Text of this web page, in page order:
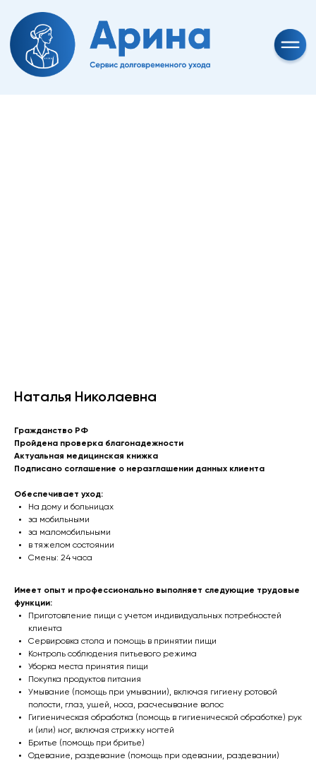
Наталья Николаевна
Гражданство РФ
Пройдена проверка благонадежности
Актуальная медицинская книжка
Подписано соглашение о неразглашении данных клиента
Обеспечивает уход:
На дому и больницах
за мобильными
за маломобильными
в тяжелом состоянии
Смены: 24 часа
Имеет опыт и профессионально выполняет следующие трудовые
функции:
Приготовление пищи с учетом индивидуальных потребностей
клиента
Сервировка стола и помощь в принятии пищи
Контроль соблюдения питьевого режима
Уборка места принятия пищи
Покупка продуктов питания
Умывание (помощь при умывании), включая гигиену ротовой
полости, глаз, ушей, носа, расчесывание волос
Гигиеническая обработка (помощь в гигиенической обработке) рук
и (или) ног, включая стрижку ногтей
Бритье (помощь при бритье)
Одевание, раздевание (помощь при одевании, раздевании)